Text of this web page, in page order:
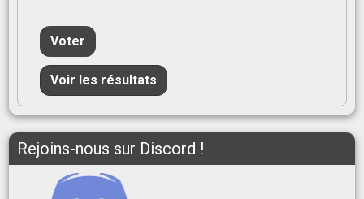
Voter
Voir les résultats
Rejoins-nous sur Discord !